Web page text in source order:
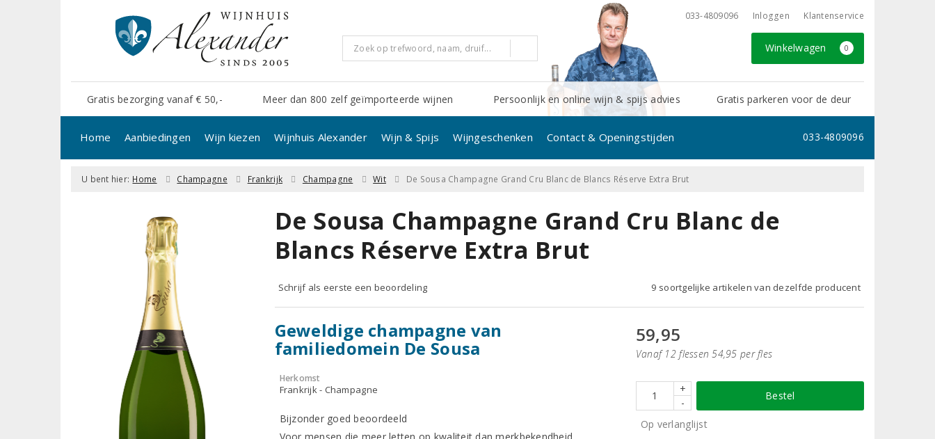
033-4809096 Inloggen Klantenservice
Winkelwagen 0
Gratis bezorging vanaf € 50,- Meer dan 800 zelf geïmporteerde wijnen Persoonlijk en online wijn & spijs advies Gratis parkeren voor de deur
Home Aanbiedingen Wijn kiezen Wijnhuis Alexander Wijn & Spijs Wijngeschenken Contact & Openingstijden 033-4809096
U bent hier: Home Champagne Frankrijk Champagne Wit De Sousa Champagne Grand Cru Blanc de Blancs Réserve Extra Brut
De Sousa Champagne Grand Cru Blanc de
Blancs Réserve Extra Brut
Schrijf als eerste een beoordeling 9 soortgelijke artikelen van dezelfde producent
Geweldige champagne van
familiedomein De Sousa
Herkomst
Frankrijk - Champagne
Bijzonder goed beoordeeld
59,95
Vanaf 12 flessen 54,95 per fles
+
-
Bestel
Op verlanglijst